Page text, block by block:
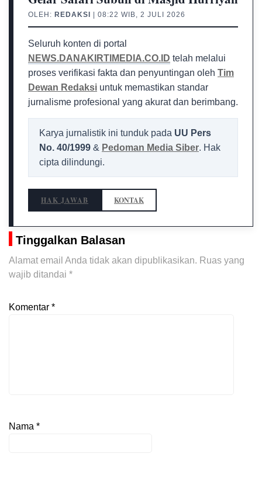
OLEH: REDAKSI | 08:22 WIB, 2 JULI 2026
Seluruh konten di portal
NEWS.DANAKIRTIMEDIA.CO.ID telah melalui
proses verifikasi fakta dan penyuntingan oleh Tim
Dewan Redaksi untuk memastikan standar
jurnalisme profesional yang akurat dan berimbang.
Karya jurnalistik ini tunduk pada UU Pers
No. 40/1999 & Pedoman Media Siber. Hak
cipta dilindungi.
HAK JAWAB KONTAK
Tinggalkan Balasan
Alamat email Anda tidak akan dipublikasikan. Ruas yang
wajib ditandai *
Komentar *
Nama *